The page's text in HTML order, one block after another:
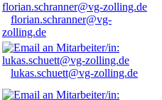
florian.schranner@vg-
zolling.de
lukas.schuett@vg-zolling.de